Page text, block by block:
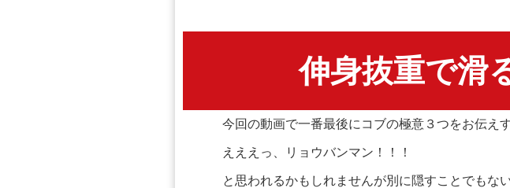
伸身抜重で滑
今回の動画で一番最後にコブの極意３つをお伝え
えええっ、リョウバンマン！！！
と思われるかもしれませんが別に隠すことでもな